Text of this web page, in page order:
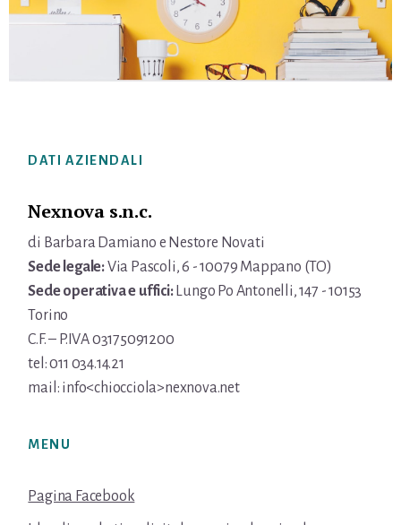
DATI AZIENDALI
Nexnova s.n.c.
di Barbara Damiano e Nestore Novati
Sede legale:Via Pascoli, 6 - 10079 Mappano (TO)
Sede operativa e uffici:Lungo Po Antonelli, 147 - 10153
Torino
C.F. – P.IVA 03175091200
tel: 011 034.14.21
mail: info<chiocciola>nexnova.net
MENU
Pagina Facebook